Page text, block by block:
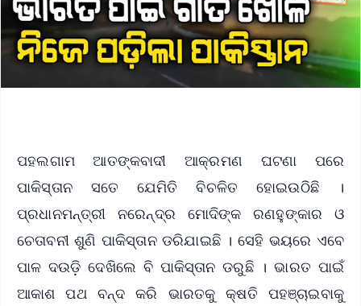
ପହଲଗାମ ଆତଙ୍କବାଦୀ ଆକ୍ରମଣ ଘଟଣା ପରେ
ପାକିସ୍ତାନ ସତେ ଯେମିତି ବିଚଳିତ ହୋଇଉଠିଛି ।
ପ୍ରଧାନମନ୍ତ୍ରୀ ନରେନ୍ଦ୍ର ମୋଦିଙ୍କ ରଣହୁଙ୍କାର ଓ
ଚେତାବନୀ ଶୁଣି ପାକିସ୍ତାନ ଡରିଯାଇଛି । ସେହି ଭୟରେ ଏବେ
ପାଳ ଦଉଡ଼ି ଦେଖିଲେ ବି ପାକିସ୍ତାନ ଡରୁଛି । ଭାରତ ପାଇଁ
ଆକାଶ ପଥ ବନ୍ଦ କରି ଭାରତକୁ କ୍ଷତି ପହଞ୍ଚାଇବାକୁ